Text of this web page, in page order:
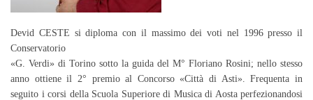
Devid CESTE si diploma con il massimo dei voti nel 1996 presso il
Conservatorio
«G. Verdi» di Torino sotto la guida del M° Floriano Rosini; nello stesso
anno ottiene il 2° premio al Concorso «Città di Asti». Frequenta in
seguito i corsi della Scuola Superiore di Musica di Aosta perfezionandosi